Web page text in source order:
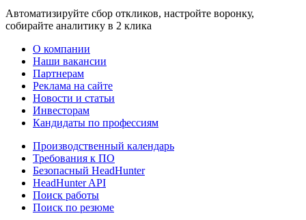
Автоматизируйте сбор откликов, настройте воронку,
собирайте аналитику в 2 клика
О компании
Наши вакансии
Партнерам
Реклама на сайте
Новости и статьи
Инвесторам
Кандидаты по профессиям
Производственный календарь
Требования к ПО
Безопасный HeadHunter
HeadHunter API
Поиск работы
Поиск по резюме